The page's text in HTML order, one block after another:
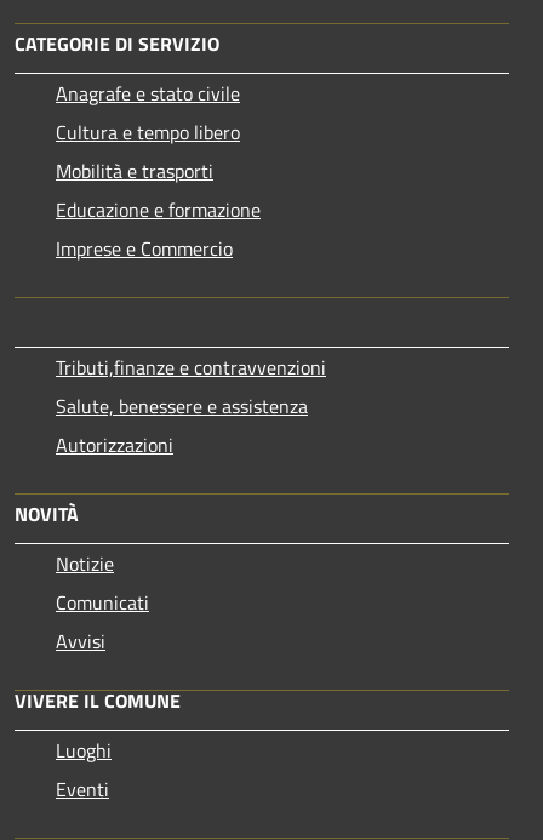
CATEGORIE DI SERVIZIO
Anagrafe e stato civile
Cultura e tempo libero
Mobilità e trasporti
Educazione e formazione
Imprese e Commercio
Tributi,finanze e contravvenzioni
Salute, benessere e assistenza
Autorizzazioni
NOVITÀ
Notizie
Comunicati
Avvisi
VIVERE IL COMUNE
Luoghi
Eventi